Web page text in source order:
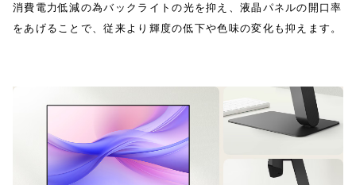
消費電力低減の為バックライトの光を抑え、液晶パネルの開口率
をあげることで、従来より輝度の低下や色味の変化も抑えます。